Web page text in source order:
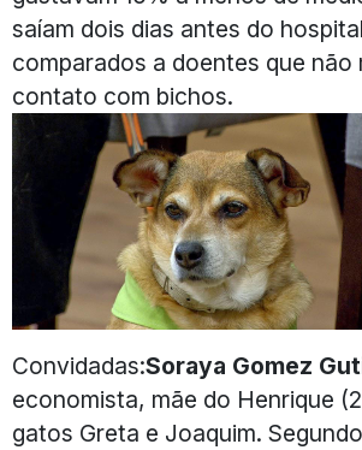
saíam dois dias antes do
comparados a doentes que não
contato com bichos.
Convidadas:Soraya Gomez
economista, mãe do Henrique
gatos Greta e Joaquim.